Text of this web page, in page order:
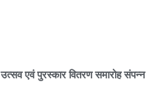
एवं पुरस्कार वितरण समारोह संपन्न